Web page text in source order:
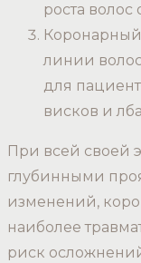
роста волос
линии
для
висков и
При всей своей
глубинными
изменений,
наиболее
риск